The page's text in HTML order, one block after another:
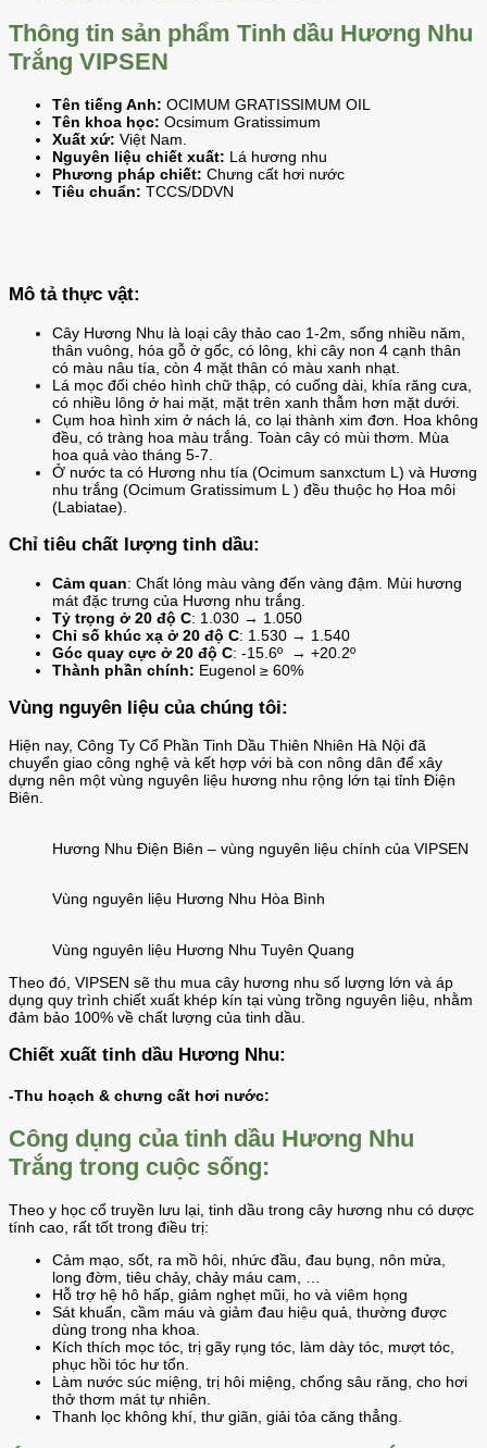
Thông tin sản phẩm Tinh dầu Hương Nhu
Trắng VIPSEN
Tên tiếng Anh: OCIMUM GRATISSIMUM OIL
Tên khoa học: Ocsimum Gratissimum
Xuất xứ: Việt Nam.
Nguyên liệu chiết xuất: Lá hương nhu
Phương pháp chiết: Chưng cất hơi nước
Tiêu chuẩn: TCCS/DDVN
Mô tả thực vật:
Cây Hương Nhu là loại cây thảo cao 1-2m, sống nhiều năm,
thân vuông, hóa gỗ ở gốc, có lông, khi cây non 4 cạnh thân
có màu nâu tía, còn 4 mặt thân có màu xanh nhạt.
Lá mọc đối chéo hình chữ thập, có cuống dài, khía răng cưa,
có nhiều lông ở hai mặt, mặt trên xanh thẫm hơn mặt dưới.
Cụm hoa hình xim ở nách lá, co lại thành xim đơn. Hoa không
đều, có tràng hoa màu trắng. Toàn cây có mùi thơm. Mùa
hoa quả vào tháng 5-7.
Ở nước ta có Hương nhu tía (Ocimum sanxctum L) và Hương
nhu trắng (Ocimum Gratissimum L ) đều thuộc họ Hoa môi
(Labiatae).
Chỉ tiêu chất lượng tinh dầu:
Cảm quan: Chất lỏng màu vàng đến vàng đậm. Mùi hương
mát đặc trưng của Hương nhu trắng.
Tỷ trọng ở 20 độ C: 1.030 → 1.050
Chỉ số khúc xạ ở 20 độ C: 1.530 → 1.540
Góc quay cực ở 20 độ C: -15.6º → +20.2º
Thành phần chính: Eugenol ≥ 60%
Vùng nguyên liệu của chúng tôi:
Hiện nay, Công Ty Cổ Phần Tinh Dầu Thiên Nhiên Hà Nội đã
chuyển giao công nghệ và kết hợp với bà con nông dân để xây
dựng nên một vùng nguyên liệu hương nhu rộng lớn tại tỉnh Điện
Biên.
Hương Nhu Điện Biên – vùng nguyên liệu chính của VIPSEN
Vùng nguyên liệu Hương Nhu Hòa Bình
Vùng nguyên liệu Hương Nhu Tuyên Quang
Theo đó, VIPSEN sẽ thu mua cây hương nhu số lượng lớn và áp
dụng quy trình chiết xuất khép kín tại vùng trồng nguyên liệu, nhằm
đảm bảo 100% về chất lượng của tinh dầu.
Chiết xuất tinh dầu Hương Nhu:
-Thu hoạch & chưng cất hơi nước:
Công dụng của tinh dầu Hương Nhu
Trắng trong cuộc sống:
Theo y học cổ truyền lưu lại, tinh dầu trong cây hương nhu có dược
tính cao, rất tốt trong điều trị:
Cảm mạo, sốt, ra mồ hôi, nhức đầu, đau bụng, nôn mửa,
long đờm, tiêu chảy, chảy máu cam, …
Hỗ trợ hệ hô hấp, giảm nghẹt mũi, ho và viêm họng
Sát khuẩn, cầm máu và giảm đau hiệu quả, thường được
dùng trong nha khoa.
Kích thích mọc tóc, trị gãy rụng tóc, làm dày tóc, mượt tóc,
phục hồi tóc hư tổn.
Làm nước súc miệng, trị hôi miệng, chống sâu răng, cho hơi
thở thơm mát tự nhiên.
Thanh lọc không khí, thư giãn, giải tỏa căng thẳng.